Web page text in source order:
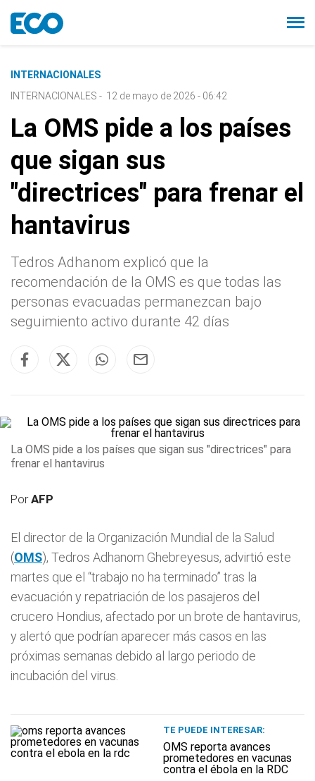
INTERNACIONALES
INTERNACIONALES - 12 de mayo de 2026 - 06:42
La OMS pide a los países
que sigan sus
"directrices" para frenar el
hantavirus
Tedros Adhanom explicó que la
recomendación de la OMS es que todas las
personas evacuadas permanezcan bajo
seguimiento activo durante 42 días
La OMS pide a los países que sigan sus "directrices" para
frenar el hantavirus
PorAFP
El director de la Organización Mundial de la Salud
(OMS), Tedros Adhanom Ghebreyesus, advirtió este
martes que el “trabajo no ha terminado” tras la
evacuación y repatriación de los pasajeros del
crucero Hondius, afectado por un brote de hantavirus,
y alertó que podrían aparecer más casos en las
próximas semanas debido al largo periodo de
incubación del virus.
TE PUEDE INTERESAR:
OMS reporta avances
prometedores en vacunas
contra el ébola en la RDC